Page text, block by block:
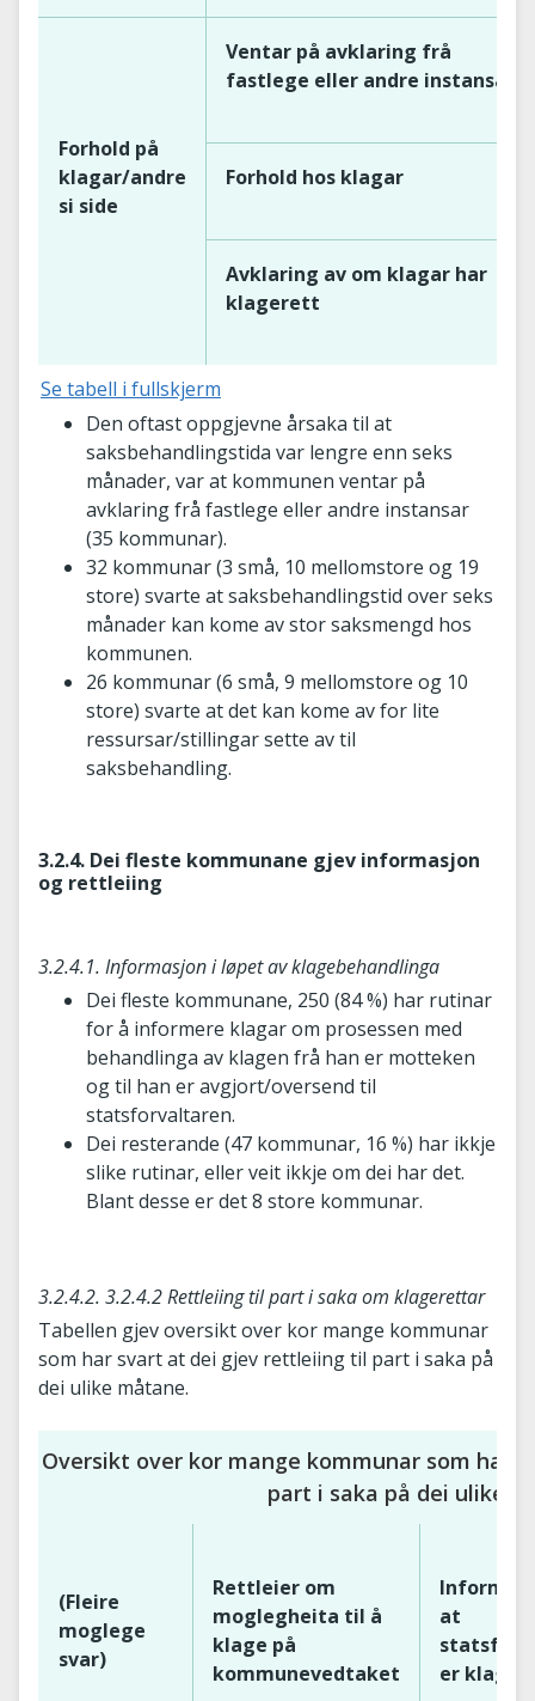
Forhold på
klagar/andre
si side
Ventar på avklaring frå
fastlege eller andre instansar
Forhold hos klagar
Avklaring av om klagar har
klagerett
Se tabell i fullskjerm
Den oftast oppgjevne årsaka til at
saksbehandlingstida var lengre enn seks
månader, var at kommunen ventar på
avklaring frå fastlege eller andre instansar
(35 kommunar).
32 kommunar (3 små, 10 mellomstore og 19
store) svarte at saksbehandlingstid over seks
månader kan kome av stor saksmengd hos
kommunen.
26 kommunar (6 små, 9 mellomstore og 10
store) svarte at det kan kome av for lite
ressursar/stillingar sette av til
saksbehandling.
3.2.4. Dei fleste kommunane gjev informasjon
og rettleiing
3.2.4.1. Informasjon i løpet av klagebehandlinga
Dei fleste kommunane, 250 (84 %) har rutinar
for å informere klagar om prosessen med
behandlinga av klagen frå han er motteken
og til han er avgjort/oversend til
statsforvaltaren.
Dei resterande (47 kommunar, 16 %) har ikkje
slike rutinar, eller veit ikkje om dei har det.
Blant desse er det 8 store kommunar.
3.2.4.2. 3.2.4.2 Rettleiing til part i saka om klagerettar
Tabellen gjev oversikt over kor mange kommunar
som har svart at dei gjev rettleiing til part i saka på
dei ulike måtane.
Oversikt over kor mange kommunar som har
part i saka på dei ulike
(Fleire
moglege
svar)
Rettleier om
moglegheita til å
klage på
kommunevedtaket
at
er